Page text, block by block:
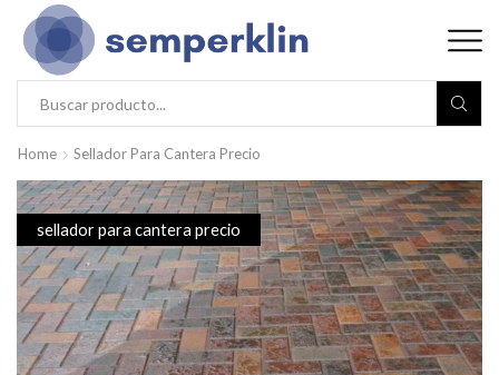
Home Sellador Para Cantera Precio
sellador para cantera precio